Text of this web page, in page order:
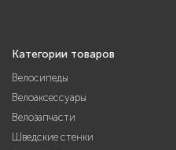
Категории товаров
Велосипеды
Велоаксессуары
Велозапчасти
Шведские стенки